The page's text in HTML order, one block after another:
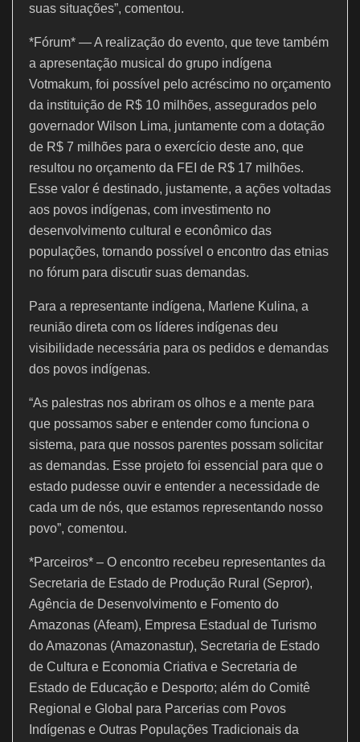
suas situações”, comentou.
*Fórum* — A realização do evento, que teve também
a apresentação musical do grupo indígena
Votmakum, foi possível pelo acréscimo no orçamento
da instituição de R$ 10 milhões, assegurados pelo
governador Wilson Lima, juntamente com a dotação
de R$ 7 milhões para o exercício deste ano, que
resultou no orçamento da FEI de R$ 17 milhões.
Esse valor é destinado, justamente, a ações voltadas
aos povos indígenas, com investimento no
desenvolvimento cultural e econômico das
populações, tornando possível o encontro das etnias
no fórum para discutir suas demandas.
Para a representante indígena, Marlene Kulina, a
reunião direta com os líderes indígenas deu
visibilidade necessária para os pedidos e demandas
dos povos indígenas.
“As palestras nos abriram os olhos e a mente para
que possamos saber e entender como funciona o
sistema, para que nossos parentes possam solicitar
as demandas. Esse projeto foi essencial para que o
estado pudesse ouvir e entender a necessidade de
cada um de nós, que estamos representando nosso
povo”, comentou.
*Parceiros* – O encontro recebeu representantes da
Secretaria de Estado de Produção Rural (Sepror),
Agência de Desenvolvimento e Fomento do
Amazonas (Afeam), Empresa Estadual de Turismo
do Amazonas (Amazonastur), Secretaria de Estado
de Cultura e Economia Criativa e Secretaria de
Estado de Educação e Desporto; além do Comitê
Regional e Global para Parcerias com Povos
Indígenas e Outras Populações Tradicionais da